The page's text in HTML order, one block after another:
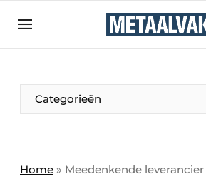
Bedrijven
Contact
Eigen content aanleveren
Categorieën
Home » Meedenkende